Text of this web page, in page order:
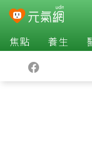
焦點 養生